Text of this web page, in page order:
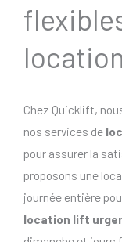
Chez Quicklift,
nos services de
pour assurer la
proposons une
journée entière
location lift